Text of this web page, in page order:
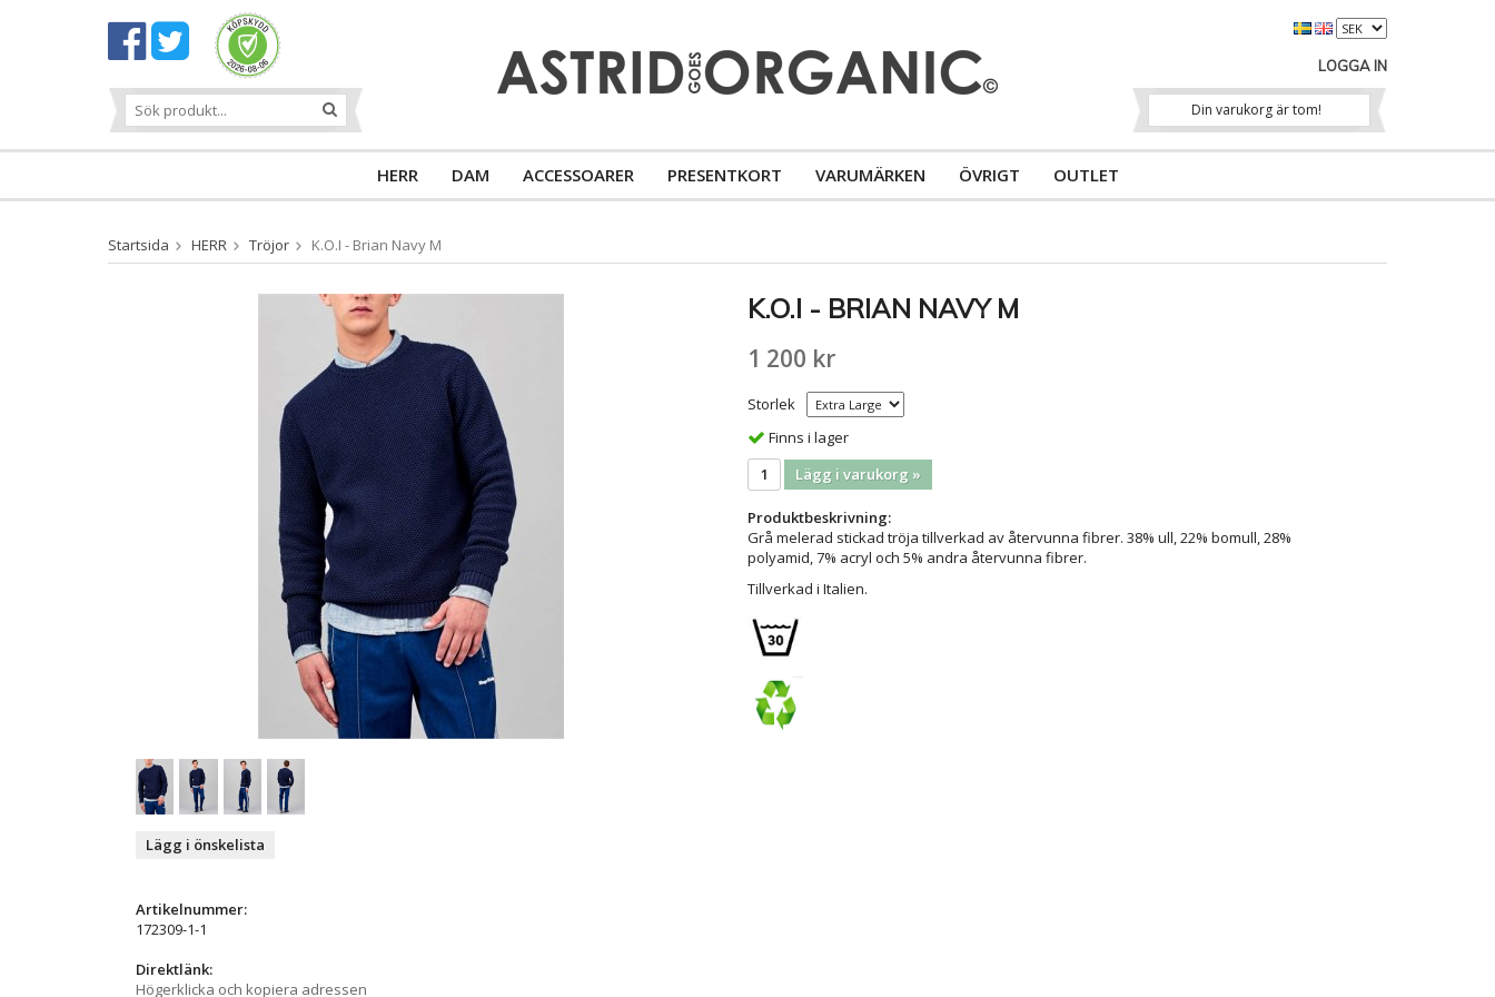
LOGGA IN
Din varukorg är tom!
HERR DAM ACCESSOARER PRESENTKORT VARUMÄRKEN ÖVRIGT OUTLET
Startsida HERR Tröjor K.O.I - Brian Navy M
K.O.I - BRIAN NAVY M
1 200 kr
Storlek
Finns i lager
Lägg i varukorg »
Produktbeskrivning:
Grå melerad stickad tröja tillverkad av återvunna fibrer. 38% ull, 22% bomull, 28%
polyamid, 7% acryl och 5% andra återvunna fibrer.
Tillverkad i Italien.
Lägg i önskelista
Artikelnummer:
172309-1-1
Direktlänk:
Högerklicka och kopiera adressen